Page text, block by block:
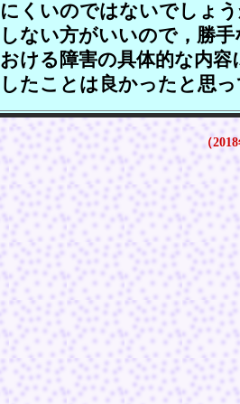
にくいのではないでしょ
しない方がいいので，勝
おける障害の具体的な内
したことは良かったと思
（